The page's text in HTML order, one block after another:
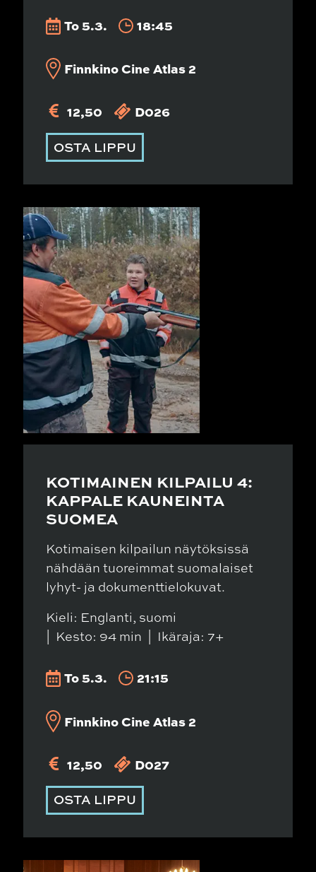
To 5.3. 18:45
Finnkino Cine Atlas 2
12,50 D026
OSTA LIPPU
KOTIMAINEN KILPAILU 4:
KAPPALE KAUNEINTA
SUOMEA
Kotimaisen kilpailun näytöksissä
nähdään tuoreimmat suomalaiset
lyhyt- ja dokumenttielokuvat.
Kieli: Englanti, suomi
Kesto: 94 min
Ikäraja: 7+
To 5.3. 21:15
Finnkino Cine Atlas 2
12,50 D027
OSTA LIPPU